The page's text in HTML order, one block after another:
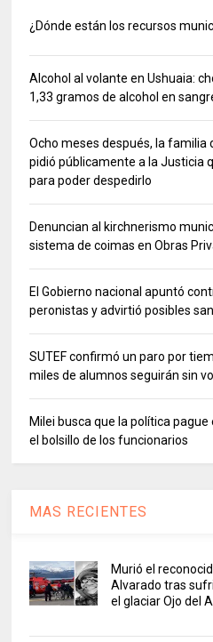
¿Dónde están los recursos
Alcohol al volante en Ushuaia:
1,33 gramos de alcohol en
Ocho meses después, la familia
pidió públicamente a la Justicia
para poder despedirlo
Denuncian al kirchnerismo
sistema de coimas en Obras
El Gobierno nacional apuntó
peronistas y advirtió posibles
SUTEF confirmó un paro por
miles de alumnos seguirán sin
Milei busca que la política
el bolsillo de los funcionarios
MAS RECIENTES
Murió el
Alvarado tras
el glaciar Ojo del